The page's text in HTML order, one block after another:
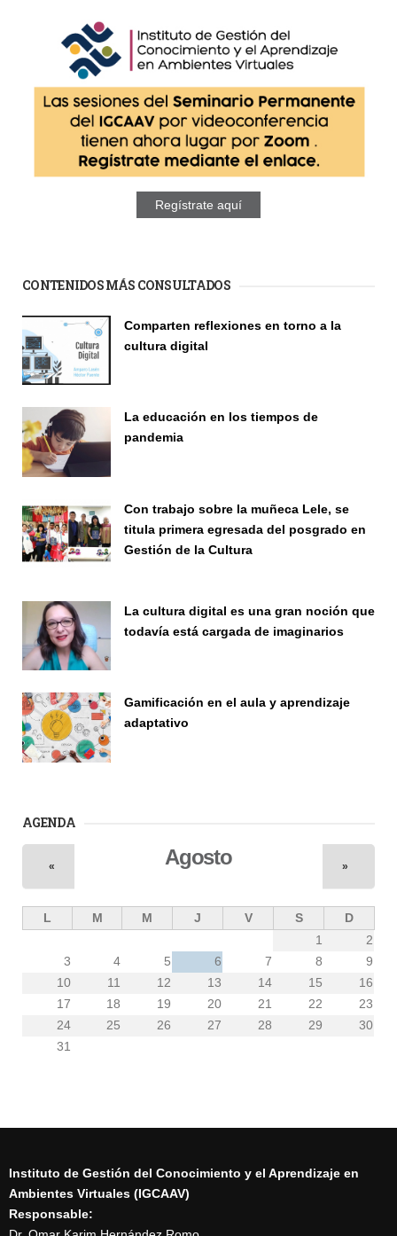
Regístrate aquí
CONTENIDOS MÁS CONSULTADOS
Comparten reflexiones en torno a la
cultura digital
La educación en los tiempos de
pandemia
Con trabajo sobre la muñeca Lele, se
titula primera egresada del posgrado en
Gestión de la Cultura
La cultura digital es una gran noción que
todavía está cargada de imaginarios
Gamificación en el aula y aprendizaje
adaptativo
AGENDA
Agosto
« »
L M M J V S
D
1
2
3
4 5 6 7 8
9
10
11 12 13 14 15
16
17
18 19 20 21 22
23
24
25 26 27 28 29
30
31
Instituto de Gestión del Conocimiento y el Aprendizaje en
Ambientes Virtuales (IGCAAV)
Responsable: